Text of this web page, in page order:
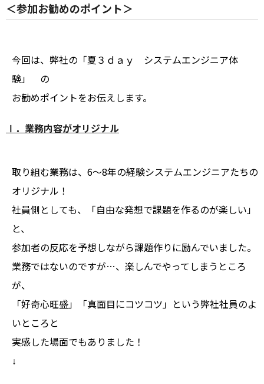
＜参加お勧めのポイント＞
今回は、弊社の「夏３ｄａｙ システムエンジニア体
験」 の
お勧めポイントをお伝えします。
Ⅰ．業務内容がオリジナル
取り組む業務は、 6～8年の経験システムエンジニアたちの
オリジナル！
社員側としても、「自由な発想で課題を作るのが楽しい」
と、
参加者の反応を予想しながら課題作りに励んでいました。
業務ではないのですが…、楽しんでやってしまうところ
が、
「好奇心旺盛」「真面目にコツコツ」という弊社社員のよ
いところと
実感した場面でもありました！
↓